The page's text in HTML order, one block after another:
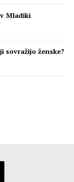
Mladiki
sovražijo ženske?